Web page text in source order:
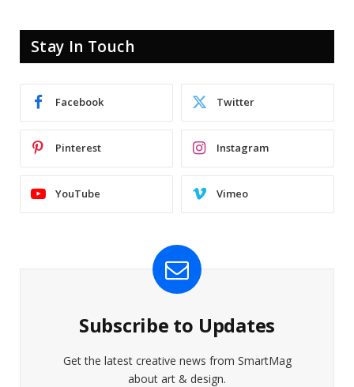
Stay In Touch
Facebook Twitter
Pinterest Instagram
YouTube Vimeo
Subscribe to Updates
Get the latest creative news from SmartMag
about art & design.